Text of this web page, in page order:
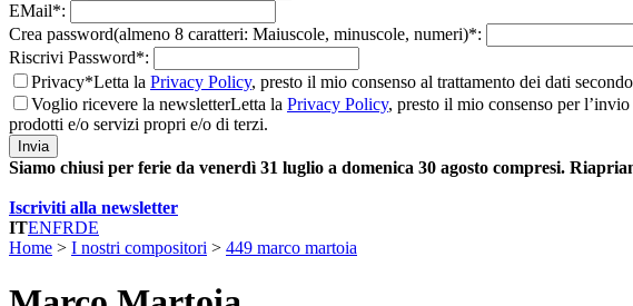
EMail*:
Crea password(almeno 8 caratteri: Maiuscole, minuscole, numeri)*:
Riscrivi Password*:
Privacy*Letta la Privacy Policy, presto il mio consenso al trattamento dei dati
Voglio ricevere la newsletterLetta la Privacy Policy, presto il mio consenso per
prodotti e/o servizi propri e/o di terzi.
Invia
Siamo chiusi per ferie da venerdì 31 luglio a domenica 30 agosto compresi.
Iscriviti alla newsletter
ITENFRDE
Home > I nostri compositori > 449 marco martoia